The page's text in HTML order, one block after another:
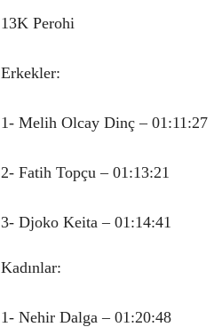
13K Perohi
Erkekler:
1- Melih Olcay Dinç – 01:11:27
2- Fatih Topçu – 01:13:21
3- Djoko Keita – 01:14:41
Kadınlar:
1- Nehir Dalga – 01:20:48